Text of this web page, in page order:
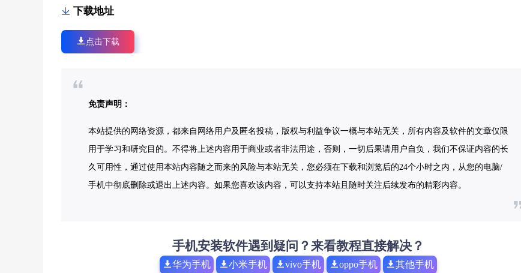
下载地址
点击下载
免责声明：
本站提供的网络资源，都来自网络用户及匿名投稿，版权与利益争议一概与本站无关，所有内容及软件的文章仅限
用于学习和研究目的。不得将上述内容用于商业或者非法用途，否则，一切后果请用户自负，我们不保证内容的长
久可用性，通过使用本站内容随之而来的风险与本站无关，您必须在下载和浏览后的24个小时之内，从您的电脑/
手机中彻底删除或退出上述内容。如果您喜欢该内容，可以支持本站且随时关注后续发布的精彩内容。
手机安装软件遇到疑问？来看教程直接解决？
华为手机 小米手机 vivo手机 oppo手机 其他手机